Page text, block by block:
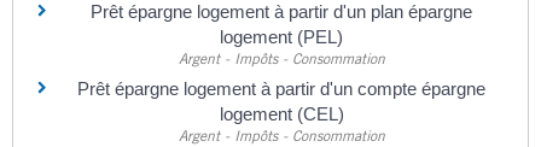
Prêt épargne logement à partir d'un plan épargne
logement (PEL)
Argent - Impôts - Consommation
Prêt épargne logement à partir d'un compte épargne
logement (CEL)
Argent - Impôts - Consommation